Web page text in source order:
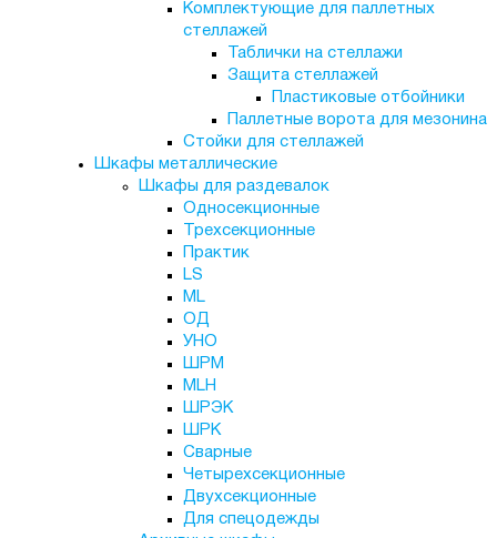
Комплектующие для паллетных
стеллажей
Таблички на стеллажи
Защита стеллажей
Пластиковые отбойники
Паллетные ворота для мезонина
Стойки для стеллажей
Шкафы металлические
Шкафы для раздевалок
Односекционные
Трехсекционные
Практик
LS
ML
ОД
УНО
ШРМ
MLH
ШРЭК
ШРК
Сварные
Четырехсекционные
Двухсекционные
Для спецодежды